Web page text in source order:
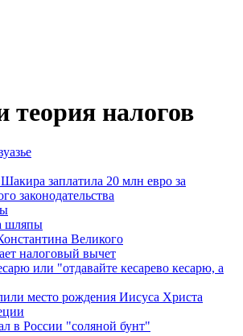
теория налогов
заплатила 20 млн евро за
законодательства
шляпы
Великого
налоговый вычет
или "отдавайте кесарево кесарю, а
место рождения Иисуса Христа
в России "соляной бунт"